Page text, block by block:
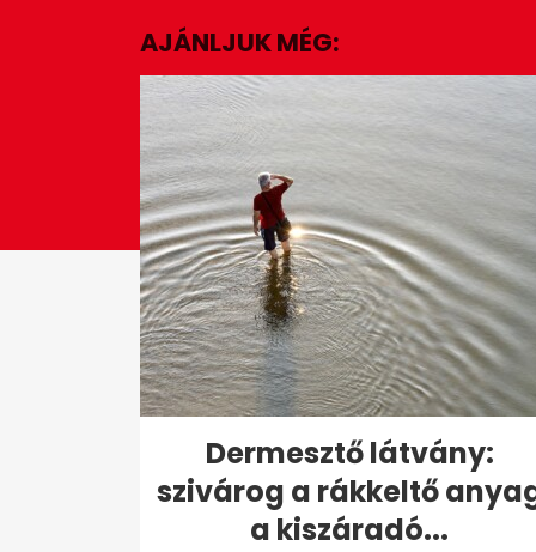
6
secondsVolume
0%
AJÁNLJUK MÉG:
Dermesztő látvány:
szivárog a rákkeltő
a kiszáradó...